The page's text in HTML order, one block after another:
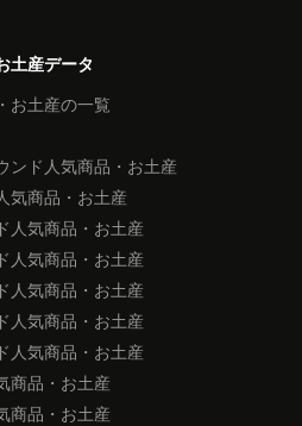
土産データ
お土産の一覧
ンド人気商品・お土産
気商品・お土産
人気商品・お土産
人気商品・お土産
人気商品・お土産
人気商品・お土産
人気商品・お土産
商品・お土産
商品・お土産